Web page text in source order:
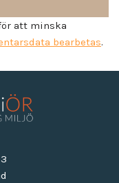
att minska
bearbetas.